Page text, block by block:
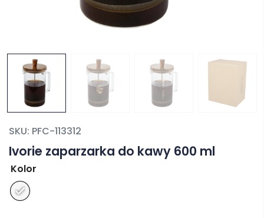
Ivorie zaparzarka do kawy 600 ml
SKU: PFC-113312
Kolor